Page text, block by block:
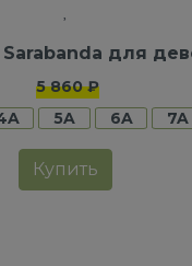
для
5 860 ₽
5A 6A 7A
Купить